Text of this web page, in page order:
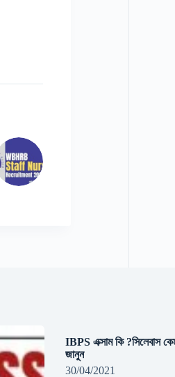
IBPS এক্সাম কি ?সিলেবাস
জানুন
30/04/2021